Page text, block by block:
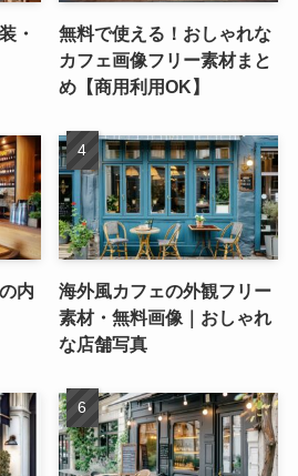
・
無料で使える！おしゃれな
カフェ画像フリー素材まと
め【商用利用OK】
内
海外風カフェの外観フリー
素材・無料画像｜おしゃれ
な店舗写真